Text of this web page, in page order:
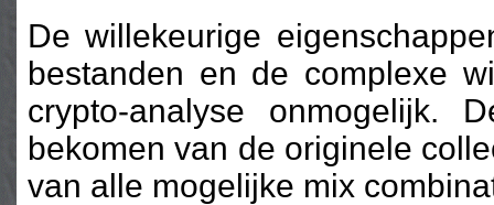
De willekeurige
bestanden en de complexe
crypto-analyse onmogelijk.
bekomen van de originele
van alle mogelijke mix